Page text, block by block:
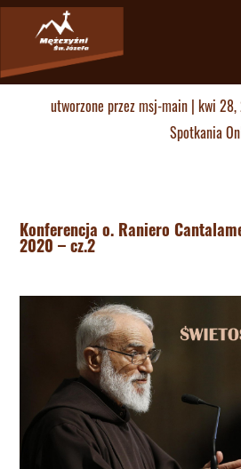
utworzone przezmsj-main| kwi
Spotkania
Konferencja o. Raniero
2020 – cz.2